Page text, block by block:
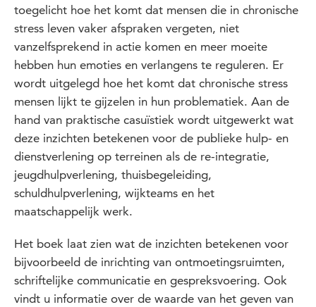
toegelicht hoe het komt dat mensen die in chronische
stress leven vaker afspraken vergeten, niet
vanzelfsprekend in actie komen en meer moeite
hebben hun emoties en verlangens te reguleren. Er
wordt uitgelegd hoe het komt dat chronische stress
mensen lijkt te gijzelen in hun problematiek. Aan de
hand van praktische casuïstiek wordt uitgewerkt wat
deze inzichten betekenen voor de publieke hulp- en
dienstverlening op terreinen als de re-integratie,
jeugdhulpverlening, thuisbegeleiding,
schuldhulpverlening, wijkteams en het
maatschappelijk werk.
Het boek laat zien wat de inzichten betekenen voor
bijvoorbeeld de inrichting van ontmoetingsruimten,
schriftelijke communicatie en gespreksvoering. Ook
vindt u informatie over de waarde van het geven van